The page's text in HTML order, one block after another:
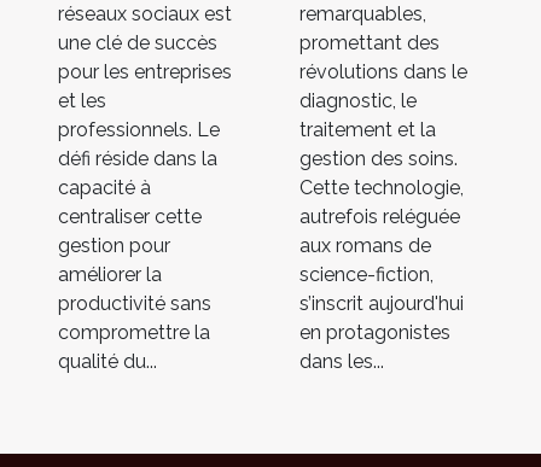
réseaux sociaux est
une clé de succès
pour les entreprises
et les
professionnels. Le
défi réside dans la
capacité à
centraliser cette
gestion pour
améliorer la
productivité sans
compromettre la
qualité du...
remarquables,
promettant des
révolutions dans le
diagnostic, le
traitement et la
gestion des soins.
Cette technologie,
autrefois reléguée
aux romans de
science-fiction,
s’inscrit aujourd'hui
en protagonistes
dans les...